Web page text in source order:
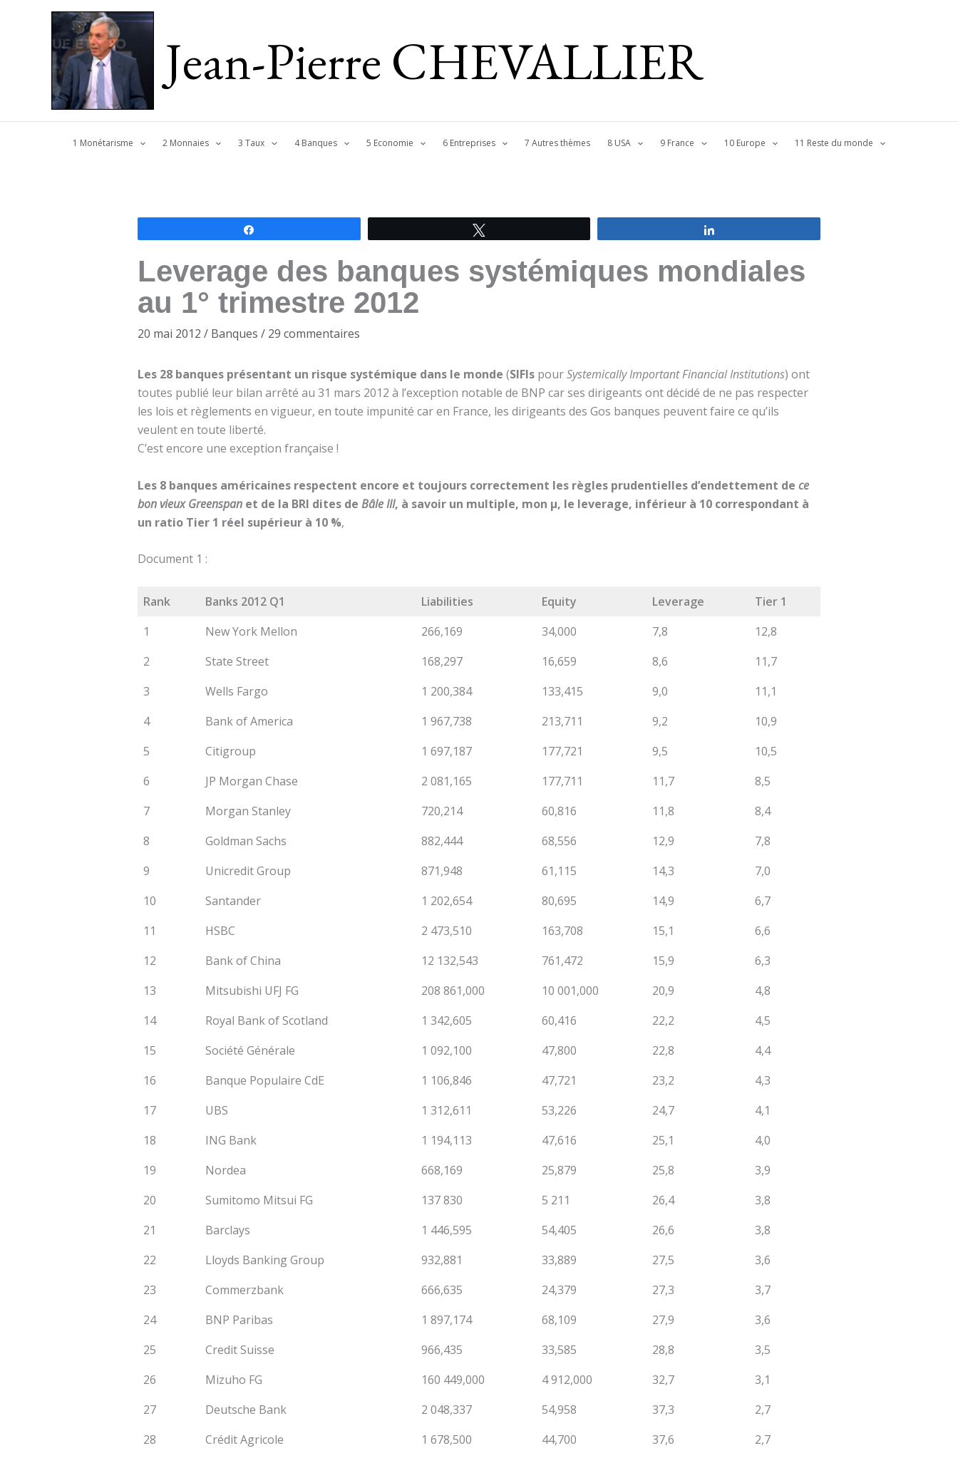
Jean-Pierre CHEVALLIER
1 Monétarisme 2 Monnaies 3 Taux 4 Banques 5 Economie 6 Entreprises 7 Autres thèmes 8 USA 9 France 10 Europe 11 Reste du monde
Leverage des banques systémiques mondiales
au 1° trimestre 2012
20 mai 2012 / Banques / 29 commentaires
Les 28 banques présentant un risque systémique dans le monde (SIFIs pourSystemically Important Financial Institutions) ont
toutes publié leur bilan arrêté au 31 mars 2012 à l’exception notable de BNP car ses dirigeants ont décidé de ne pas respecter
les lois et règlements en vigueur, en toute impunité car en France, les dirigeants des Gos banques peuvent faire ce qu’ils
veulent en toute liberté.
C’est encore une exception française !
Les 8 banques américaines respectent encore et toujours correctement les règles prudentielles d’endettement de ce
bon vieux Greenspan et de la BRI dites de Bâle III, à savoir un multiple, mon µ, le leverage, inférieur à 10 correspondant à
un ratio Tier 1 réel supérieur à 10 %,
Document 1 :
Rank Banks 2012 Q1 Liabilities Equity Leverage
Tier 1
1
New York Mellon 266,169 34,000 7,8
12,8
2
State Street 168,297 16,659 8,6
11,7
3
Wells Fargo 1 200,384 133,415 9,0
11,1
4
Bank of America 1 967,738 213,711 9,2
10,9
5
Citigroup 1 697,187 177,721 9,5
10,5
6
JP Morgan Chase 2 081,165 177,711 11,7
8,5
7
Morgan Stanley 720,214 60,816 11,8
8,4
8
Goldman Sachs 882,444 68,556 12,9
7,8
9
Unicredit Group 871,948 61,115 14,3
7,0
10
Santander 1 202,654 80,695 14,9
6,7
11
HSBC 2 473,510 163,708 15,1
6,6
12
Bank of China 12 132,543 761,472 15,9
6,3
13
Mitsubishi UFJ FG 208 861,000 10 001,000 20,9
4,8
14
Royal Bank of Scotland 1 342,605 60,416 22,2
4,5
15
Société Générale 1 092,100 47,800 22,8
4,4
16
Banque Populaire CdE 1 106,846 47,721 23,2
4,3
17
UBS 1 312,611 53,226 24,7
4,1
18
ING Bank 1 194,113 47,616 25,1
4,0
19
Nordea 668,169 25,879 25,8
3,9
20
Sumitomo Mitsui FG 137 830 5 211 26,4
3,8
21
Barclays 1 446,595 54,405 26,6
3,8
22
Lloyds Banking Group 932,881 33,889 27,5
3,6
23
Commerzbank 666,635 24,379 27,3
3,7
24
BNP Paribas 1 897,174 68,109 27,9
3,6
25
Credit Suisse 966,435 33,585 28,8
3,5
26
Mizuho FG 160 449,000 4 912,000 32,7
3,1
27
Deutsche Bank 2 048,337 54,958 37,3
2,7
28
Crédit Agricole 1 678,500 44,700 37,6 2,7